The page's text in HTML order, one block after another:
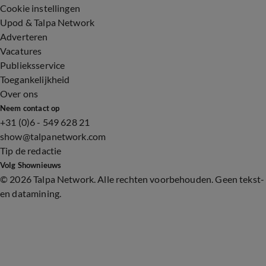
Cookie instellingen
Upod & Talpa Network
Adverteren
Vacatures
Publieksservice
Toegankelijkheid
Over ons
Neem contact op
+31 (0)6 - 549 628 21
show@talpanetwork.com
Tip de redactie
Volg Shownieuws
© 2026 Talpa Network. Alle rechten voorbehouden. Geen tekst-
en datamining.